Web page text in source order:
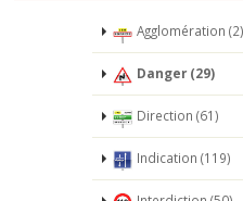
Agglomération (2)
Danger (29)
Direction (61)
Indication (119)